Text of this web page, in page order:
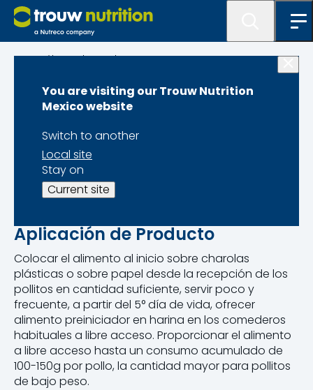
You are visiting our Trouw Nutrition
Mexico website
Switch to another
Local site
Stay on
Current site
Catálogo de Productos
Baby Chick
AUTORIZACIÓN SAGARPA A-5076-132
Alimento preiniciador micropeletizado para aves.
Aplicación de Producto
Colocar el alimento al inicio sobre charolas
plásticas o sobre papel desde la recepción de los
pollitos en cantidad suficiente, servir poco y
frecuente, a partir del 5° día de vida, ofrecer
alimento preiniciador en harina en los comederos
habituales a libre acceso. Proporcionar el alimento
a libre acceso hasta un consumo acumulado de
100-150g por pollo, la cantidad mayor para pollitos
de bajo peso.